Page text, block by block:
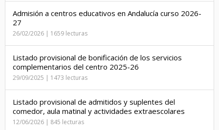
Admisión a centros educativos en Andalucía curso 2026-
27
26/02/2026 | 1659 lecturas
Listado provisional de bonificación de los servicios
complementarios del centro 2025-26
29/09/2025 | 1473 lecturas
Listado provisional de admitidos y suplentes del
comedor, aula matinal y actividades extraescolares
12/06/2026 | 845 lecturas